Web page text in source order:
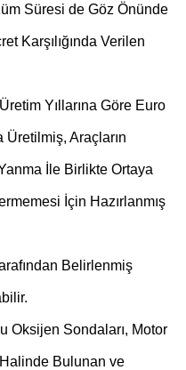
Süresi de Göz Önünde
Karşılığında Verilen
Yıllarına Göre Euro
Üretilmiş, Araçların
İle Birlikte Ortaya
İçin Hazırlanmış
Belirlenmiş
Oksijen Sondaları, Motor
Bulunan ve